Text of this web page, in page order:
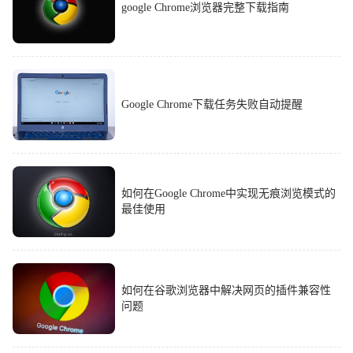
google Chrome浏览器完整下载指南
Google Chrome下载任务失败自动提醒
如何在Google Chrome中实现无痕浏览模式的
最佳使用
如何在谷歌浏览器中解决网页的插件兼容性
问题